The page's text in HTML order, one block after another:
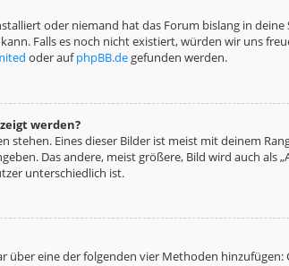
oder niemand hat das Forum bislang in deine
Falls es noch nicht existiert, würden wir uns
oder aufphpBB.degefunden werden.
werden?
Eines dieser Bilder ist meist mit deinem
Das andere, meist größere, Bild wird auch als
unterschiedlich ist.
eine der folgenden vier Methoden hinzufügen: